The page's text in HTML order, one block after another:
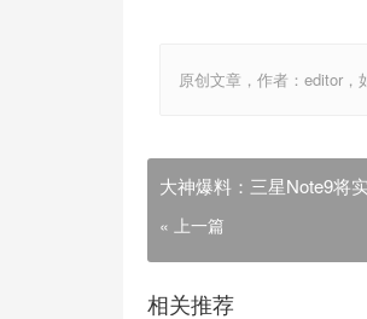
原创文章，作者：editor
大神爆料：三星Note9将
« 上一篇
相关推荐